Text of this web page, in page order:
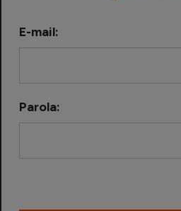
Echipa Națională
E-mail:
Parola: